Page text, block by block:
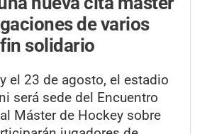
de varios
solidario
el 23 de agosto, el estadio
será sede del Encuentro
Máster de Hockey sobre